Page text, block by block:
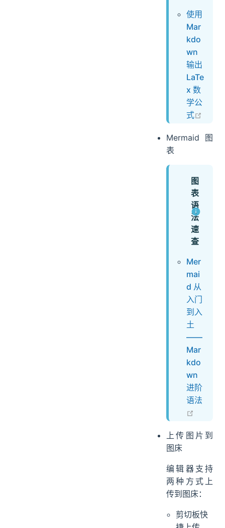
使用
Mar
kdo
wn
输出
LaTe
x 数
学公
式
Mermaid 图
表
图
表
语
法
速
查
Mer
mai
d 从
入门
到入
土
——
Mar
kdo
wn
进阶
语法
上传图片到
图床
编辑器支持
两种方式上
传到图床：
剪切板快